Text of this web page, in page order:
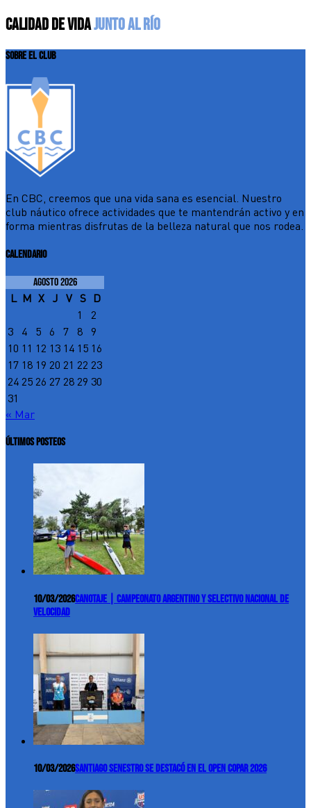
CALIDAD DE VIDAJUNTO AL RÍO
SOBRE EL CLUB
En CBC, creemos que una vida sana es esencial. Nuestro
club náutico ofrece actividades que te mantendrán activo y en
forma mientras disfrutas de la belleza natural que nos rodea.
CALENDARIO
agosto 2026
L M X J V S D
1
2
3
4 5 6 7 8
9
10 11 12 13 14 15 16
17 18 19 20 21 22 23
24 25 26 27 28 29 30
31
« Mar
ÚLTIMOS POSTEOS
10/03/2026Canotaje | Campeonato Argentino y Selectivo Nacional de
Velocidad
10/03/2026Santiago Senestro se destacó en el Open COPAR 2026